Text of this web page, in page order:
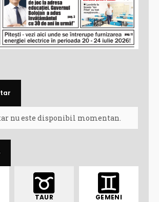
nu este disponibil momentan.
TAUR GEMENI